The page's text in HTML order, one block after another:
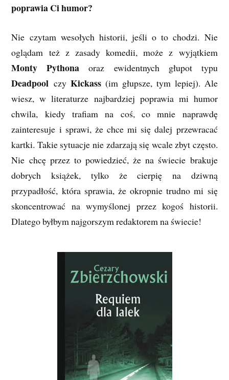
poprawia Ci humor?
Nie czytam wesołych historii, jeśli o to chodzi. Nie
oglądam też z zasady komedii, może z wyjątkiem
Monty Pythona oraz ewidentnych głupot typu
Deadpool czyKickass (im głupsze, tym lepiej). Ale
wiesz, w literaturze najbardziej poprawia mi humor
chwila, kiedy trafiam na coś, co mnie naprawdę
zainteresuje i sprawi, że chce mi się dalej przewracać
kartki. Takie sytuacje nie zdarzają się wcale zbyt często.
Nie chcę przez to powiedzieć, że na świecie brakuje
dobrych książek, tylko że cierpię na dziwną
przypadłość, która sprawia, że okropnie trudno mi się
skoncentrować na wymyślonej przez kogoś historii.
Dlatego byłbym najgorszym redaktorem na świecie!